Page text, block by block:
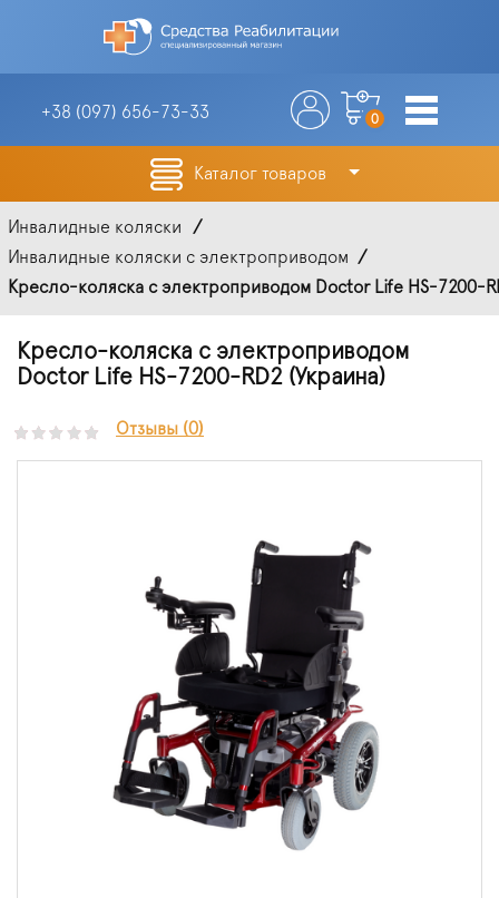
+38 (097) 656-73-33 0
Каталог товаров
Инвалидные коляски
Инвалидные коляски с электроприводом
Кресло-коляска с электроприводом Doctor Life HS-7200-
Кресло-коляска с электроприводом
Doctor Life HS-7200-RD2 (Украина)
Отзывы (0)